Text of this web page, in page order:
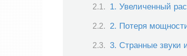
1. Увеличенный
2. Потеря
3. Странные звуки